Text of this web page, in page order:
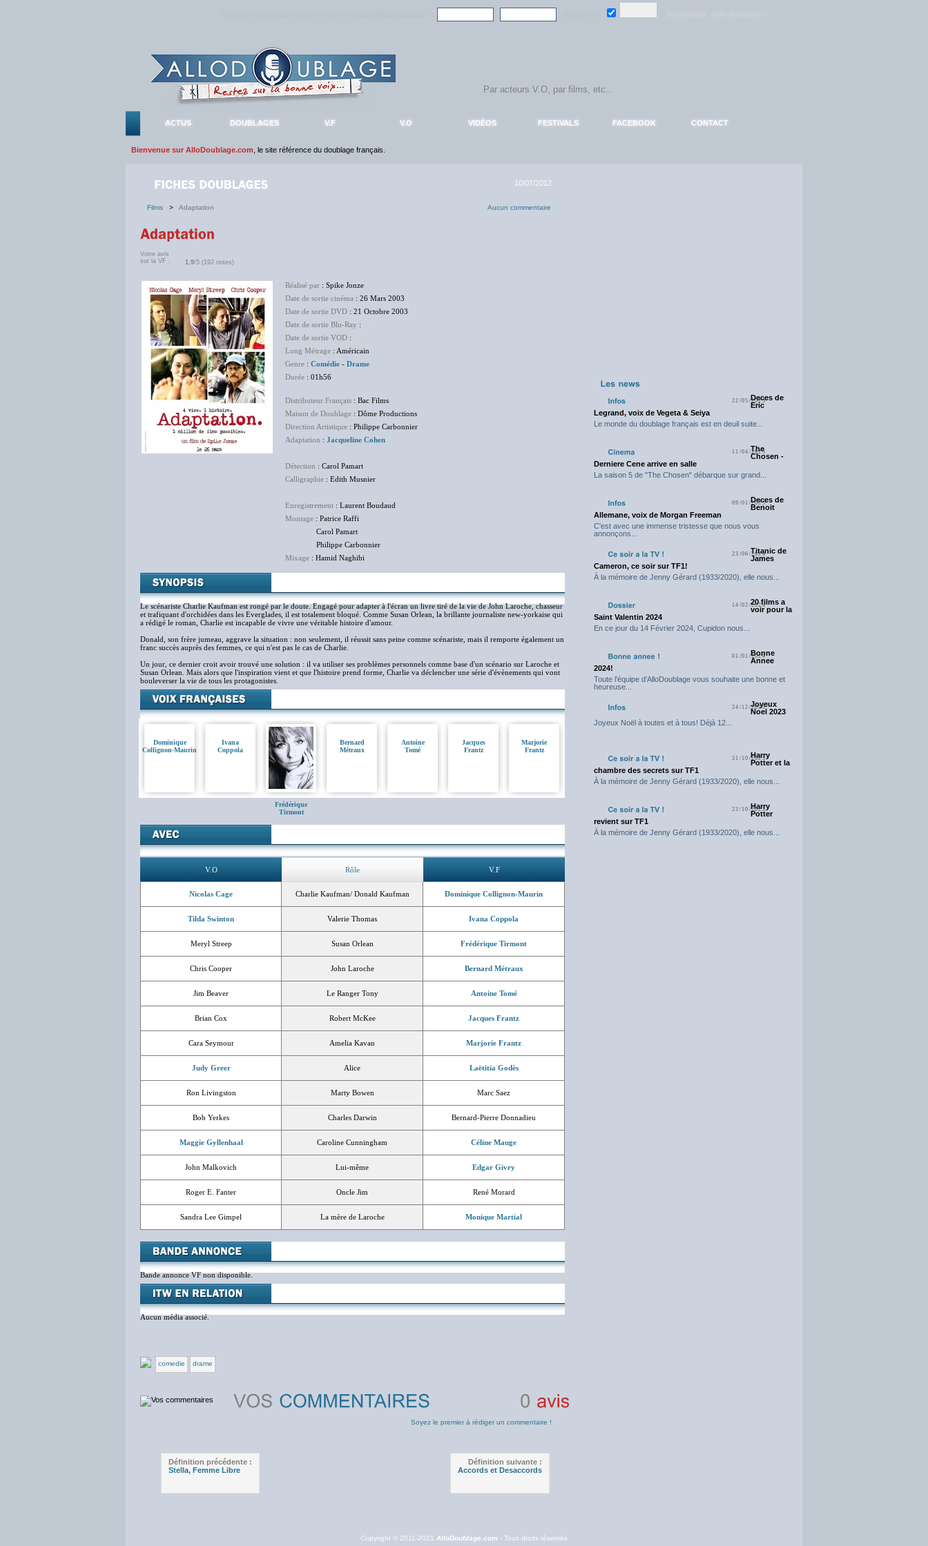
ACTUS DOUBLAGES V.F V.O VIDÉOS FESTIVALS FACEBOOK CONTACT
Bienvenue sur AlloDoublage.com , le site référence du doublage français.
10/07/2012
Films > Adaptation Aucun commentaire
Votre avis
sur la VF :
1.9/5 (192 notes)
Réalisé par : Spike Jonze
Date de sortie cinéma : 26 Mars 2003
Date de sortie DVD : 21 Octobre 2003
Date de sortie Blu-Ray :
Date de sortie VOD :
Long Métrage : Américain
Genre : Comédie - Drame
Durée : 01h56
Distributeur Français : Bac Films
Maison de Doublage : Dôme Productions
Direction Artistique : Philippe Carbonnier
Adaptation : Jacqueline Cohen
Détection : Carol Pamart
Calligraphie : Edith Musnier
Enregistrement : Laurent Boudaud
Montage : Patrice Raffi
Carol Pamart
Philippe Carbonnier
Mixage : Hamid Naghibi
Le scénariste Charlie Kaufman est rongé par le doute. Engagé pour adapter à l'écran un livre tiré de la vie de John Laroche, chasseur
et trafiquant d'orchidées dans les Everglades, il est totalement bloqué. Comme Susan Orlean, la brillante journaliste new-yorkaise qui
a rédigé le roman, Charlie est incapable de vivre une véritable histoire d'amour.
Donald, son frère jumeau, aggrave la situation : non seulement, il réussit sans peine comme scénariste, mais il remporte également un
franc succès auprès des femmes, ce qui n'est pas le cas de Charlie.
Un jour, ce dernier croit avoir trouvé une solution : il va utiliser ses problèmes personnels comme base d'un scénario sur Laroche et
Susan Orlean. Mais alors que l'inspiration vient et que l'histoire prend forme, Charlie va déclencher une série d'évènements qui vont
bouleverser la vie de tous les protagonistes.
Dominique
Collignon-Maurin
Ivana
Coppola
Frédérique
Tirmont
Bernard
Métraux
Antoine
Tomé
Jacques
Frantz
Marjorie
Frantz
V.O Rôle V.F
Nicolas Cage Charlie Kaufman/ Donald Kaufman Dominique Collignon-Maurin
Tilda Swinton Valerie Thomas Ivana Coppola
Meryl Streep Susan Orlean Frédérique Tirmont
Chris Cooper John Laroche Bernard Métraux
Jim Beaver Le Ranger Tony Antoine Tomé
Brian Cox Robert McKee Jacques Frantz
Cara Seymour Amelia Kavan Marjorie Frantz
Judy Greer Alice Laëtitia Godès
Ron Livingston Marty Bowen Marc Saez
Bob Yerkes Charles Darwin Bernard-Pierre Donnadieu
Maggie Gyllenhaal Caroline Cunningham Céline Mauge
John Malkovich Lui-même Edgar Givry
Roger E. Fanter Oncle Jim René Morard
Sandra Lee Gimpel La mère de Laroche Monique Martial
Bande annonce VF non disponible.
Aucun média associé.
comedie drame
Soyez le premier à rédiger un commentaire !
Définition précédente :
Stella, Femme Libre
Définition suivante :
Accords et Desaccords
22/05/2025Deces de
Eric
Legrand, voix de Vegeta & Seiya
Le monde du doublage français est en deuil suite...
11/04/2025
The
Chosen -
Derniere Cene arrive en salle
La saison 5 de "The Chosen" débarque sur grand...
09/01/2025Deces de
Benoit
Allemane, voix de Morgan Freeman
C'est avec une immense tristesse que nous vous
annonçons...
23/06/2024Titanic de
James
Cameron, ce soir sur TF1!
À la mémoire de Jenny Gérard (1933/2020), elle nous...
14/02/202420 films a
voir pour la
Saint Valentin 2024
En ce jour du 14 Février 2024, Cupidon nous...
01/01/2024
Bonne
Annee
2024!
Toute l'équipe d'AlloDoublage vous souhaite une bonne et
heureuse...
24/12/2023
Joyeux
Noel 2023
Joyeux Noël à toutes et à tous! Déjà 12...
31/10/2023
Harry
Potter et la
chambre des secrets sur TF1
À la mémoire de Jenny Gérard (1933/2020), elle nous...
23/10/2023
Harry
Potter
revient sur TF1
À la mémoire de Jenny Gérard (1933/2020), elle nous...
Copyright © 2011-2021 AlloDoublage.com - Tous droits réservés